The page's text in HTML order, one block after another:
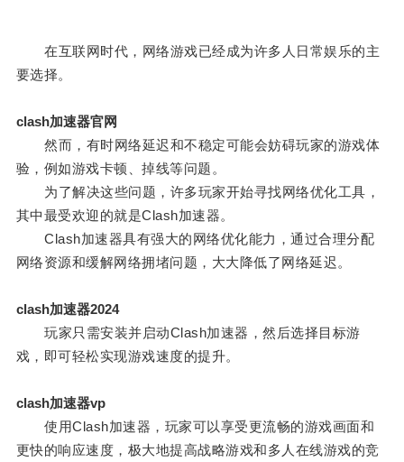
在互联网时代，网络游戏已经成为许多人日常娱乐的主
要选择。
clash加速器官网
然而，有时网络延迟和不稳定可能会妨碍玩家的游戏体
验，例如游戏卡顿、掉线等问题。
为了解决这些问题，许多玩家开始寻找网络优化工具，
其中最受欢迎的就是Clash加速器。
Clash加速器具有强大的网络优化能力，通过合理分配
网络资源和缓解网络拥堵问题，大大降低了网络延迟。
clash加速器2024
玩家只需安装并启动Clash加速器，然后选择目标游
戏，即可轻松实现游戏速度的提升。
clash加速器vp
使用Clash加速器，玩家可以享受更流畅的游戏画面和
更快的响应速度，极大地提高战略游戏和多人在线游戏的竞